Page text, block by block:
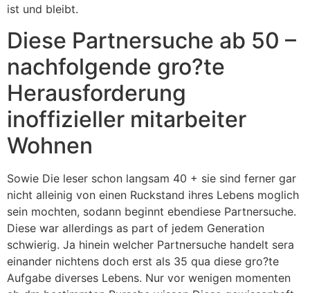
ist und bleibt.
Diese Partnersuche ab 50 –
nachfolgende gro?te
Herausforderung
inoffizieller mitarbeiter
Wohnen
Sowie Die leser schon langsam 40 + sie sind ferner gar
nicht alleinig von einen Ruckstand ihres Lebens moglich
sein mochten, sodann beginnt ebendiese Partnersuche.
Diese war allerdings as part of jedem Generation
schwierig. Ja hinein welcher Partnersuche handelt sera
einander nichtens doch erst als 35 qua diese gro?te
Aufgabe diverses Lebens. Nur vor wenigen momenten